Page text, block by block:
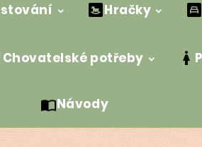
Hračky
Chovatelské potřeby
Návody